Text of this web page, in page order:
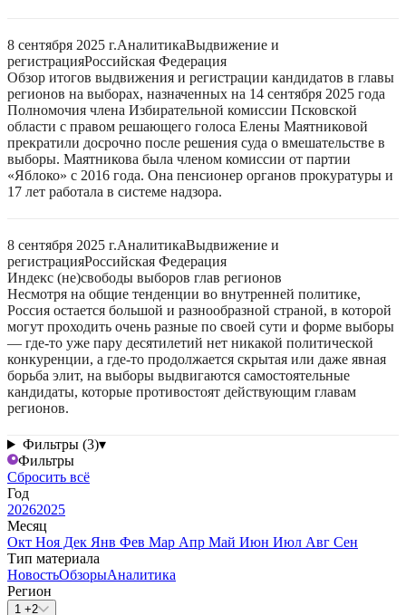
8 сентября 2025 г.АналитикаВыдвижение и
регистрацияРоссийская Федерация
Обзор итогов выдвижения и регистрации кандидатов в главы
регионов на выборах, назначенных на 14 сентября 2025 года
Полномочия члена Избирательной комиссии Псковской
области с правом решающего голоса Елены Маятниковой
прекратили досрочно после решения суда о вмешательстве в
выборы. Маятникова была членом комиссии от партии
«Яблоко» с 2016 года. Она пенсионер органов прокуратуры и
17 лет работала в системе надзора.
8 сентября 2025 г.АналитикаВыдвижение и
регистрацияРоссийская Федерация
Индекс (не)свободы выборов глав регионов
Несмотря на общие тенденции во внутренней политике,
Россия остается большой и разнообразной страной, в которой
могут проходить очень разные по своей сути и форме выборы
— где-то уже пару десятилетий нет никакой политической
конкуренции, а где-то продолжается скрытая или даже явная
борьба элит, на выборы выдвигаются самостоятельные
кандидаты, которые противостоят действующим главам
регионов.
Фильтры (3)▾
Фильтры
Сбросить всё
Год
20262025
Месяц
Окт Ноя Дек Янв Фев Мар Апр Май Июн Июл Авг Сен
Тип материала
НовостьОбзорыАналитика
Регион
1 +2